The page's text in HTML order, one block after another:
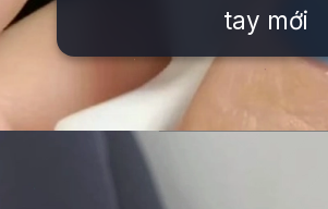
tay mới